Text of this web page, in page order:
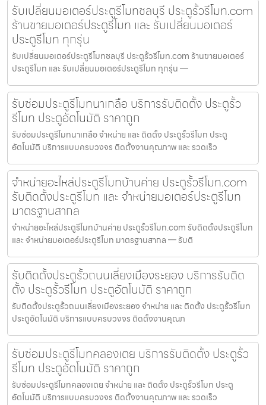
รับเปลี่ยนมอเตอร์ประตูรีโมทชลบุรี ประตูรั้วรีโมท.com
ร้านขายมอเตอร์ประตูรีโมท และ รับเปลี่ยนมอเตอร์
ประตูรีโมท ทุกรุ่น
รับเปลี่ยนมอเตอร์ประตูรีโมทชลบุรี ประตูรั้วรีโมท.com ร้านขายมอเตอร์
ประตูรีโมท และ รับเปลี่ยนมอเตอร์ประตูรีโมท ทุกรุ่น —
รับซ่อมประตูรีโมทนาเกลือ บริการรับติดตั้ง ประตูรั้ว
รีโมท ประตูอัตโนมัติ ราคาถูก
รับซ่อมประตูรีโมทนาเกลือ จำหน่าย และ ติดตั้ง ประตูรั้วรีโมท ประตู
อัตโนมัติ บริการแบบครบวงจร ติดตั้งงานคุณภาพ และ รวดเร็ว
จำหน่ายอะไหล่ประตูรีโมทบ้านค่าย ประตูรั้วรีโมท.com
รับติดตั้งประตูรีโมท และ จำหน่ายมอเตอร์ประตูรีโมท
มาตรฐานสากล
จำหน่ายอะไหล่ประตูรีโมทบ้านค่าย ประตูรั้วรีโมท.com รับติดตั้งประตูรีโมท
และ จำหน่ายมอเตอร์ประตูรีโมท มาตรฐานสากล — รับติ
รับติดตั้งประตูรั้วถนนเลี่ยงเมืองระยอง บริการรับติด
ตั้ง ประตูรั้วรีโมท ประตูอัตโนมัติ ราคาถูก
รับติดตั้งประตูรั้วถนนเลี่ยงเมืองระยอง จำหน่าย และ ติดตั้ง ประตูรั้วรีโมท
ประตูอัตโนมัติ บริการแบบครบวงจร ติดตั้งงานคุณภ
รับซ่อมประตูรีโมทคลองเตย บริการรับติดตั้ง ประตูรั้ว
รีโมท ประตูอัตโนมัติ ราคาถูก
รับซ่อมประตูรีโมทคลองเตย จำหน่าย และ ติดตั้ง ประตูรั้วรีโมท ประตู
อัตโนมัติ บริการแบบครบวงจร ติดตั้งงานคุณภาพ และ รวดเร็ว